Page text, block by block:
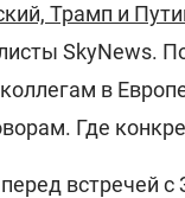
Трамп и
SkyNews.
в
Где
встречей